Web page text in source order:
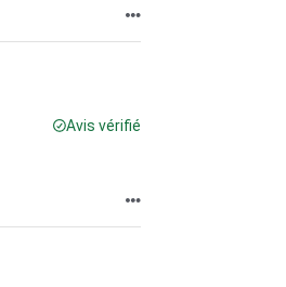
Avis vérifié